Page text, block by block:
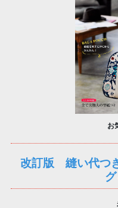
お
改訂版 縫い代つ